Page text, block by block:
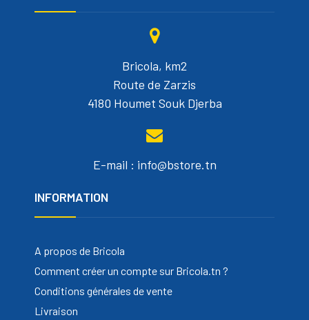
Bricola, km2
Route de Zarzis
4180 Houmet Souk Djerba
E-mail : info@bstore.tn
INFORMATION
A propos de Bricola
Comment créer un compte sur Bricola.tn ?
Conditions générales de vente
Livraison